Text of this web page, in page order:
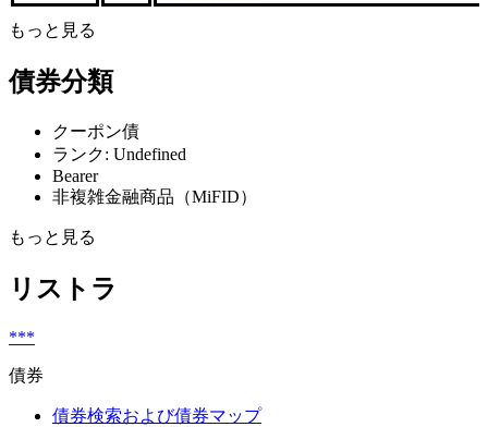
もっと見る
債券分類
クーポン債
ランク: Undefined
Bearer
非複雑金融商品（MiFID）
もっと見る
リストラ
***
債券
債券検索および債券マップ